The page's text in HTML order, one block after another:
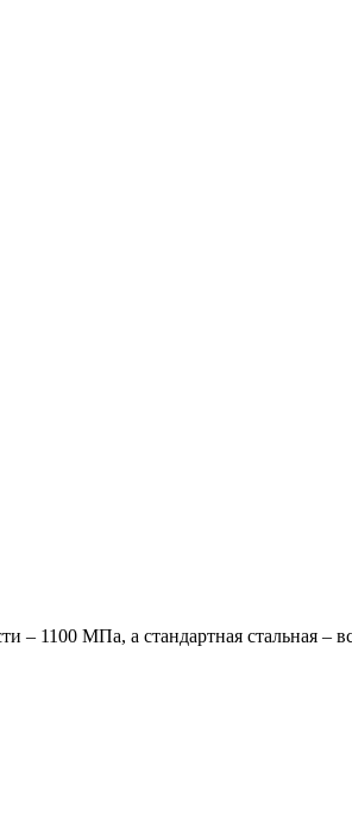
– 1100 МПа, а стандартная стальная –